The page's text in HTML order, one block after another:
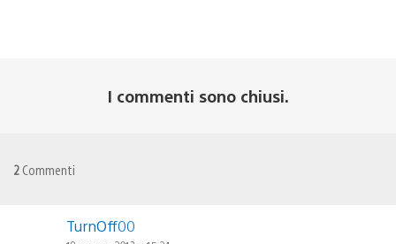
I commenti sono chiusi.
2 Commenti
TurnOff00